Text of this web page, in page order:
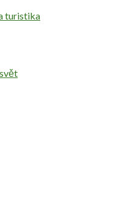
turistika